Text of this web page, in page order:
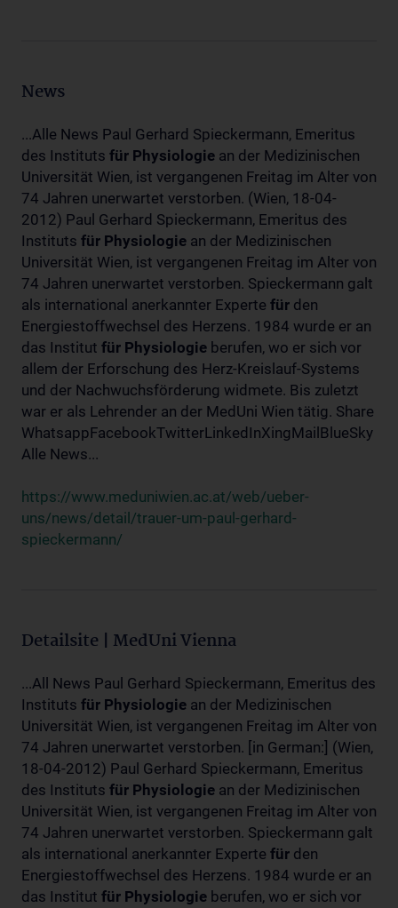
News
...Alle News Paul Gerhard Spieckermann, Emeritus
des Instituts für Physiologie an der Medizinischen
Universität Wien, ist vergangenen Freitag im Alter von
74 Jahren unerwartet verstorben. (Wien, 18-04-
2012) Paul Gerhard Spieckermann, Emeritus des
Instituts für Physiologie an der Medizinischen
Universität Wien, ist vergangenen Freitag im Alter von
74 Jahren unerwartet verstorben. Spieckermann galt
als international anerkannter Experte für den
Energiestoffwechsel des Herzens. 1984 wurde er an
das Institut für Physiologie berufen, wo er sich vor
allem der Erforschung des Herz-Kreislauf-Systems
und der Nachwuchsförderung widmete. Bis zuletzt
war er als Lehrender an der MedUni Wien tätig. Share
WhatsappFacebookTwitterLinkedInXingMailBlueSky
Alle News...
https://www.meduniwien.ac.at/web/ueber-
uns/news/detail/trauer-um-paul-gerhard-
spieckermann/
Detailsite | MedUni Vienna
...All News Paul Gerhard Spieckermann, Emeritus des
Instituts für Physiologie an der Medizinischen
Universität Wien, ist vergangenen Freitag im Alter von
74 Jahren unerwartet verstorben. [in German:] (Wien,
18-04-2012) Paul Gerhard Spieckermann, Emeritus
des Instituts für Physiologie an der Medizinischen
Universität Wien, ist vergangenen Freitag im Alter von
74 Jahren unerwartet verstorben. Spieckermann galt
als international anerkannter Experte für den
Energiestoffwechsel des Herzens. 1984 wurde er an
das Institut für Physiologie berufen, wo er sich vor